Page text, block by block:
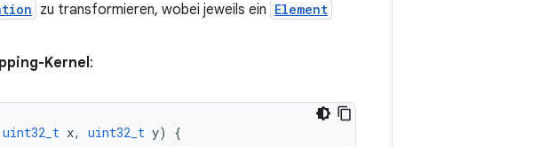
zu transformieren, wobei jeweils ein Element
Kernel:
uint32_t x, uint32_t y)
{